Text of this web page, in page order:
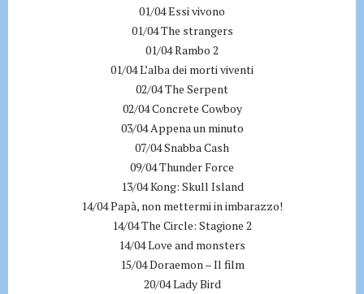
01/04 Essi vivono
01/04 The strangers
01/04 Rambo 2
01/04 L’alba dei morti viventi
02/04 The Serpent
02/04 Concrete Cowboy
03/04 Appena un minuto
07/04 Snabba Cash
09/04 Thunder Force
13/04 Kong: Skull Island
14/04 Papà, non mettermi in imbarazzo!
14/04 The Circle: Stagione 2
14/04 Love and monsters
15/04 Doraemon – Il film
20/04 Lady Bird